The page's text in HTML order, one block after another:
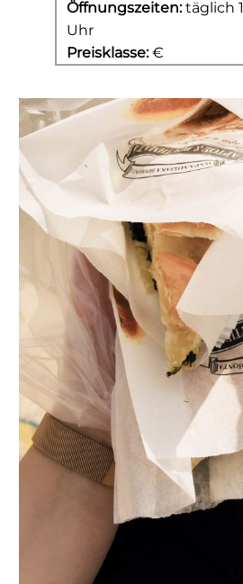
Öffnungszeiten:täglich
Uhr
Preisklasse:€